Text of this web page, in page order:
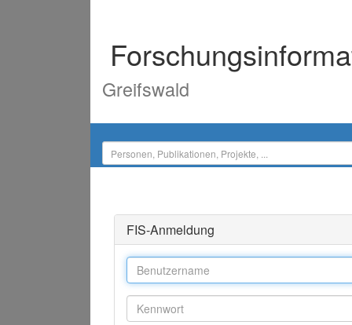
Greifswald
FIS-Anmeldung